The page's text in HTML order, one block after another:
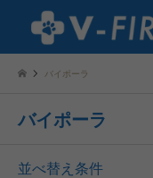
バイポーラ
バイポーラ
並べ替え条件